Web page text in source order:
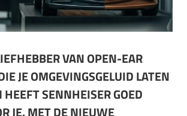
VAN OPEN-EAR
JE OMGEVINGSGELUID LATEN
SENNHEISER GOED
JE. MET DE NIEUWE